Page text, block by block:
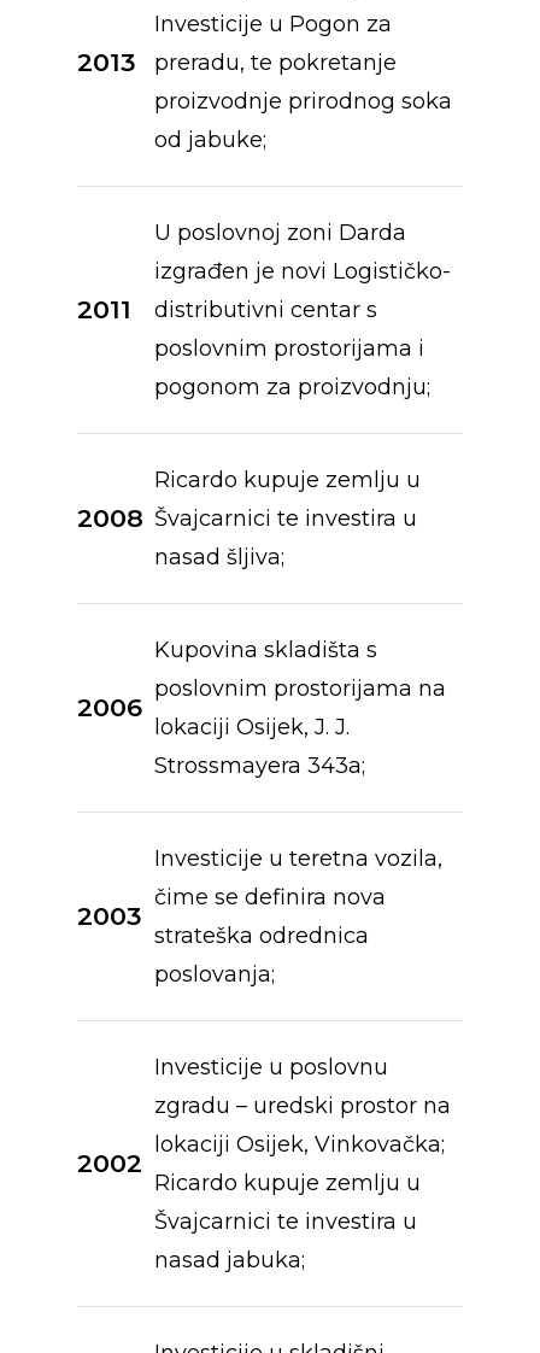
2013
Investicije u Pogon za
preradu, te pokretanje
proizvodnje prirodnog soka
od jabuke;
2011
U poslovnoj zoni Darda
izgrađen je novi Logističko-
distributivni centar s
poslovnim prostorijama i
pogonom za proizvodnju;
2008
Ricardo kupuje zemlju u
Švajcarnici te investira u
nasad šljiva;
2006
Kupovina skladišta s
poslovnim prostorijama na
lokaciji Osijek, J. J.
Strossmayera 343a;
2003
Investicije u teretna vozila,
čime se definira nova
strateška odrednica
poslovanja;
2002
Investicije u poslovnu
zgradu – uredski prostor na
lokaciji Osijek, Vinkovačka;
Ricardo kupuje zemlju u
Švajcarnici te investira u
nasad jabuka;
O nama